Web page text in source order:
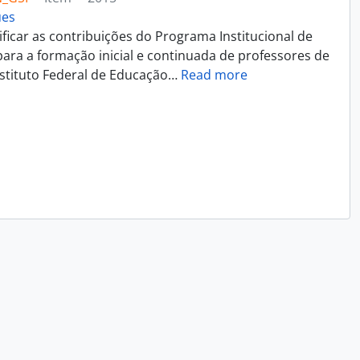
as contribuições do Programa Institucional de
a formação inicial e continuada de professores de
Federal de Educação… Read more